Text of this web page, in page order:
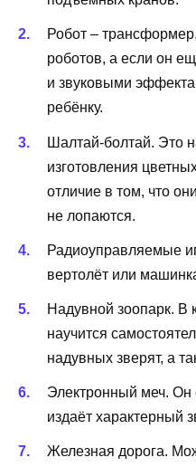
Робот –
роботов, а если он
и звуковыми
ребёнку.
Шалтай-болтай. Это
изготовления
отличие в том, что
не лопаются.
Радиоуправляемые
вертолёт или
Надувной зоопарк. В
научится
надувных зверят, а
Электронный меч. Он
издаёт характерный
Железная дорога.